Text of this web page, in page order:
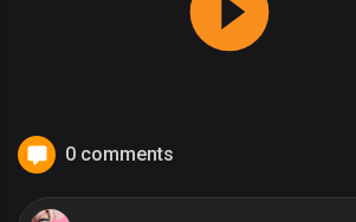
0 comments